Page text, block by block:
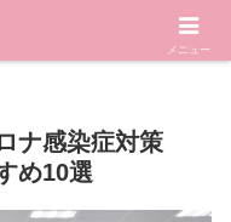
ナ感染症対策
め10選
メニュー